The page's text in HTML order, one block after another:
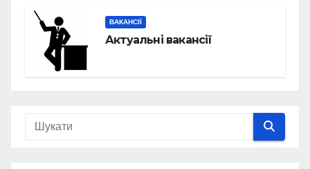
ВАКАНСІЇ
Актуальні вакансії